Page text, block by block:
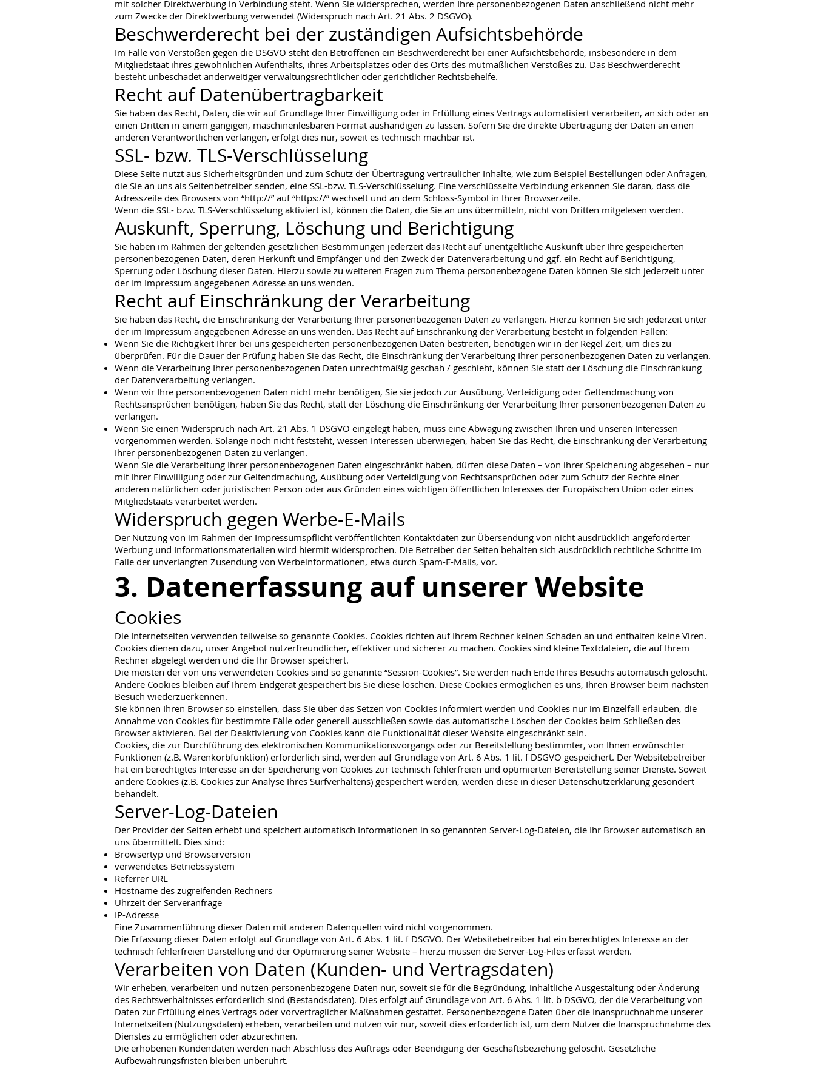
mit solcher Direktwerbung in Verbindung steht. Wenn Sie widersprechen, werden Ihre personenbezogenen Daten anschließend nicht mehr
zum Zwecke der Direktwerbung verwendet (Widerspruch nach Art. 21 Abs. 2 DSGVO).
Beschwerderecht bei der zuständigen Aufsichtsbehörde
Im Falle von Verstößen gegen die DSGVO steht den Betroffenen ein Beschwerderecht bei einer Aufsichtsbehörde, insbesondere in dem
Mitgliedstaat ihres gewöhnlichen Aufenthalts, ihres Arbeitsplatzes oder des Orts des mutmaßlichen Verstoßes zu. Das Beschwerderecht
besteht unbeschadet anderweitiger verwaltungsrechtlicher oder gerichtlicher Rechtsbehelfe.
Recht auf Datenübertragbarkeit
Sie haben das Recht, Daten, die wir auf Grundlage Ihrer Einwilligung oder in Erfüllung eines Vertrags automatisiert verarbeiten, an sich oder an
einen Dritten in einem gängigen, maschinenlesbaren Format aushändigen zu lassen. Sofern Sie die direkte Übertragung der Daten an einen
anderen Verantwortlichen verlangen, erfolgt dies nur, soweit es technisch machbar ist.
SSL- bzw. TLS-Verschlüsselung
Diese Seite nutzt aus Sicherheitsgründen und zum Schutz der Übertragung vertraulicher Inhalte, wie zum Beispiel Bestellungen oder Anfragen,
die Sie an uns als Seitenbetreiber senden, eine SSL-bzw. TLS-Verschlüsselung. Eine verschlüsselte Verbindung erkennen Sie daran, dass die
Adresszeile des Browsers von “http://” auf “https://” wechselt und an dem Schloss-Symbol in Ihrer Browserzeile.
Wenn die SSL- bzw. TLS-Verschlüsselung aktiviert ist, können die Daten, die Sie an uns übermitteln, nicht von Dritten mitgelesen werden.
Auskunft, Sperrung, Löschung und Berichtigung
Sie haben im Rahmen der geltenden gesetzlichen Bestimmungen jederzeit das Recht auf unentgeltliche Auskunft über Ihre gespeicherten
personenbezogenen Daten, deren Herkunft und Empfänger und den Zweck der Datenverarbeitung und ggf. ein Recht auf Berichtigung,
Sperrung oder Löschung dieser Daten. Hierzu sowie zu weiteren Fragen zum Thema personenbezogene Daten können Sie sich jederzeit unter
der im Impressum angegebenen Adresse an uns wenden.
Recht auf Einschränkung der Verarbeitung
Sie haben das Recht, die Einschränkung der Verarbeitung Ihrer personenbezogenen Daten zu verlangen. Hierzu können Sie sich jederzeit unter
der im Impressum angegebenen Adresse an uns wenden. Das Recht auf Einschränkung der Verarbeitung besteht in folgenden Fällen:
Wenn Sie die Richtigkeit Ihrer bei uns gespeicherten personenbezogenen Daten bestreiten, benötigen wir in der Regel Zeit, um dies zu
überprüfen. Für die Dauer der Prüfung haben Sie das Recht, die Einschränkung der Verarbeitung Ihrer personenbezogenen Daten zu verlangen.
Wenn die Verarbeitung Ihrer personenbezogenen Daten unrechtmäßig geschah / geschieht, können Sie statt der Löschung die Einschränkung
der Datenverarbeitung verlangen.
Wenn wir Ihre personenbezogenen Daten nicht mehr benötigen, Sie sie jedoch zur Ausübung, Verteidigung oder Geltendmachung von
Rechtsansprüchen benötigen, haben Sie das Recht, statt der Löschung die Einschränkung der Verarbeitung Ihrer personenbezogenen Daten zu
verlangen.
Wenn Sie einen Widerspruch nach Art. 21 Abs. 1 DSGVO eingelegt haben, muss eine Abwägung zwischen Ihren und unseren Interessen
vorgenommen werden. Solange noch nicht feststeht, wessen Interessen überwiegen, haben Sie das Recht, die Einschränkung der Verarbeitung
Ihrer personenbezogenen Daten zu verlangen.
Wenn Sie die Verarbeitung Ihrer personenbezogenen Daten eingeschränkt haben, dürfen diese Daten – von ihrer Speicherung abgesehen – nur
mit Ihrer Einwilligung oder zur Geltendmachung, Ausübung oder Verteidigung von Rechtsansprüchen oder zum Schutz der Rechte einer
anderen natürlichen oder juristischen Person oder aus Gründen eines wichtigen öffentlichen Interesses der Europäischen Union oder eines
Mitgliedstaats verarbeitet werden.
Widerspruch gegen Werbe-E-Mails
Der Nutzung von im Rahmen der Impressumspflicht veröffentlichten Kontaktdaten zur Übersendung von nicht ausdrücklich angeforderter
Werbung und Informationsmaterialien wird hiermit widersprochen. Die Betreiber der Seiten behalten sich ausdrücklich rechtliche Schritte im
Falle der unverlangten Zusendung von Werbeinformationen, etwa durch Spam-E-Mails, vor.
3. Datenerfassung auf unserer Website
Cookies
Die Internetseiten verwenden teilweise so genannte Cookies. Cookies richten auf Ihrem Rechner keinen Schaden an und enthalten keine Viren.
Cookies dienen dazu, unser Angebot nutzerfreundlicher, effektiver und sicherer zu machen. Cookies sind kleine Textdateien, die auf Ihrem
Rechner abgelegt werden und die Ihr Browser speichert.
Die meisten der von uns verwendeten Cookies sind so genannte “Session-Cookies”. Sie werden nach Ende Ihres Besuchs automatisch gelöscht.
Andere Cookies bleiben auf Ihrem Endgerät gespeichert bis Sie diese löschen. Diese Cookies ermöglichen es uns, Ihren Browser beim nächsten
Besuch wiederzuerkennen.
Sie können Ihren Browser so einstellen, dass Sie über das Setzen von Cookies informiert werden und Cookies nur im Einzelfall erlauben, die
Annahme von Cookies für bestimmte Fälle oder generell ausschließen sowie das automatische Löschen der Cookies beim Schließen des
Browser aktivieren. Bei der Deaktivierung von Cookies kann die Funktionalität dieser Website eingeschränkt sein.
Cookies, die zur Durchführung des elektronischen Kommunikationsvorgangs oder zur Bereitstellung bestimmter, von Ihnen erwünschter
Funktionen (z.B. Warenkorbfunktion) erforderlich sind, werden auf Grundlage von Art. 6 Abs. 1 lit. f DSGVO gespeichert. Der Websitebetreiber
hat ein berechtigtes Interesse an der Speicherung von Cookies zur technisch fehlerfreien und optimierten Bereitstellung seiner Dienste. Soweit
andere Cookies (z.B. Cookies zur Analyse Ihres Surfverhaltens) gespeichert werden, werden diese in dieser Datenschutzerklärung gesondert
behandelt.
Server-Log-Dateien
Der Provider der Seiten erhebt und speichert automatisch Informationen in so genannten Server-Log-Dateien, die Ihr Browser automatisch an
uns übermittelt. Dies sind:
Browsertyp und Browserversion
verwendetes Betriebssystem
Referrer URL
Hostname des zugreifenden Rechners
Uhrzeit der Serveranfrage
IP-Adresse
Eine Zusammenführung dieser Daten mit anderen Datenquellen wird nicht vorgenommen.
Die Erfassung dieser Daten erfolgt auf Grundlage von Art. 6 Abs. 1 lit. f DSGVO. Der Websitebetreiber hat ein berechtigtes Interesse an der
technisch fehlerfreien Darstellung und der Optimierung seiner Website – hierzu müssen die Server-Log-Files erfasst werden.
Verarbeiten von Daten (Kunden- und Vertragsdaten)
Wir erheben, verarbeiten und nutzen personenbezogene Daten nur, soweit sie für die Begründung, inhaltliche Ausgestaltung oder Änderung
des Rechtsverhältnisses erforderlich sind (Bestandsdaten). Dies erfolgt auf Grundlage von Art. 6 Abs. 1 lit. b DSGVO, der die Verarbeitung von
Daten zur Erfüllung eines Vertrags oder vorvertraglicher Maßnahmen gestattet. Personenbezogene Daten über die Inanspruchnahme unserer
Internetseiten (Nutzungsdaten) erheben, verarbeiten und nutzen wir nur, soweit dies erforderlich ist, um dem Nutzer die Inanspruchnahme des
Dienstes zu ermöglichen oder abzurechnen.
Die erhobenen Kundendaten werden nach Abschluss des Auftrags oder Beendigung der Geschäftsbeziehung gelöscht. Gesetzliche
Aufbewahrungsfristen bleiben unberührt.